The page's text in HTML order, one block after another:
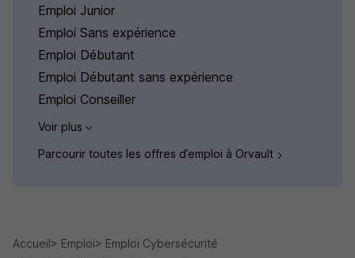
Emploi Junior
Emploi Sans expérience
Emploi Débutant
Emploi Débutant sans expérience
Emploi Conseiller
Voir plus
Parcourir toutes les offres d’emploi à Orvault
Accueil Emploi
Emploi Cybersécurité